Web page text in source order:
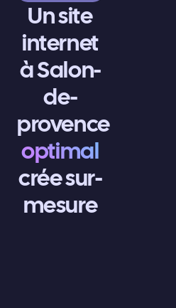
Un site
internet
à Salon-
de-
provence
optimal
crée sur-
mesure